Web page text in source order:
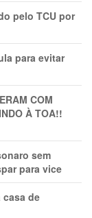
pelo TCU por
para evitar
COM
À TOA!!
sem
para vice
casa de